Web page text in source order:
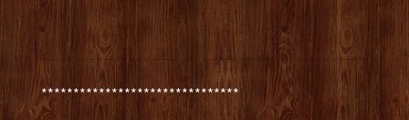
*******************************